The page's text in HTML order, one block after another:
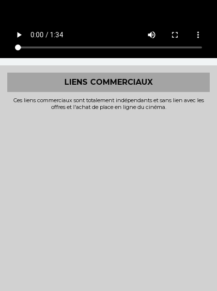
LIENS COMMERCIAUX
Ces liens commerciaux sont totalement indépendants et sans lien avec les
offres et l'achat de place en ligne du cinéma.